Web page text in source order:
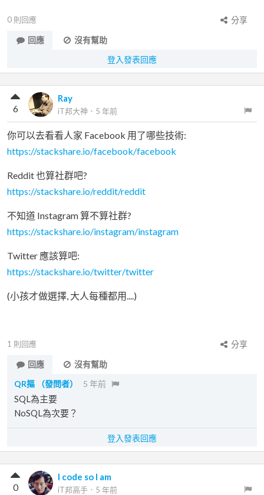
0 則回應
分享
回應
沒有幫助
登入發表回應
Ray
iT邦大神 ． 5 年前
6
你可以去看看人家 Facebook 用了哪些技術:
https://stackshare.io/facebook/facebook
Reddit 也算社群吧?
https://stackshare.io/reddit/reddit
不知道 Instagram 算不算社群?
https://stackshare.io/instagram/instagram
Twitter 應該算吧:
https://stackshare.io/twitter/twitter
(小孩才做選擇, 大人每種都用....)
1 則回應
分享
回應
沒有幫助
QR摳
（發問者） 5 年前
SQL為主要
NoSQL為次要？
登入發表回應
I code so I am
iT邦高手 ． 5 年前
0